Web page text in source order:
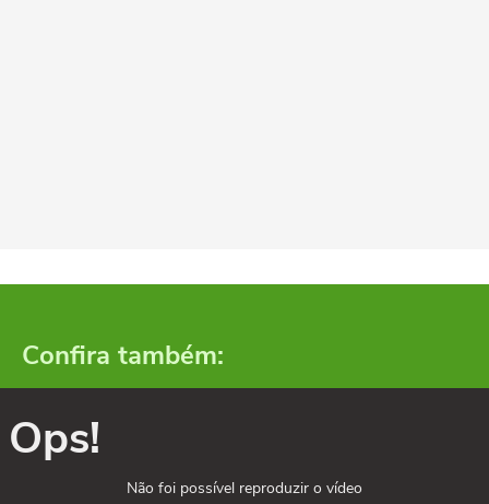
Confira também:
Ops!
Não foi possível reproduzir o vídeo